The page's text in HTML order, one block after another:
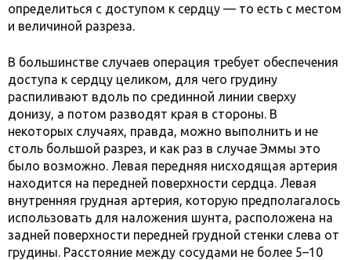
определиться с доступом к сердцу — то есть с местом
и величиной разреза.
В большинстве случаев операция требует обеспечения
доступа к сердцу целиком, для чего грудину
распиливают вдоль по срединной линии сверху
донизу, а потом разводят края в стороны. В
некоторых случаях, правда, можно выполнить и не
столь большой разрез, и как раз в случае Эммы это
было возможно. Левая передняя нисходящая артерия
находится на передней поверхности сердца. Левая
внутренняя грудная артерия, которую предполагалось
использовать для наложения шунта, расположена на
задней поверхности передней грудной стенки слева от
грудины. Расстояние между сосудами не более 5–10